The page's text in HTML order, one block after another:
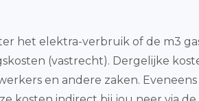
het elektra-verbruik of de m3
(vastrecht). Dergelijke
en andere zaken.